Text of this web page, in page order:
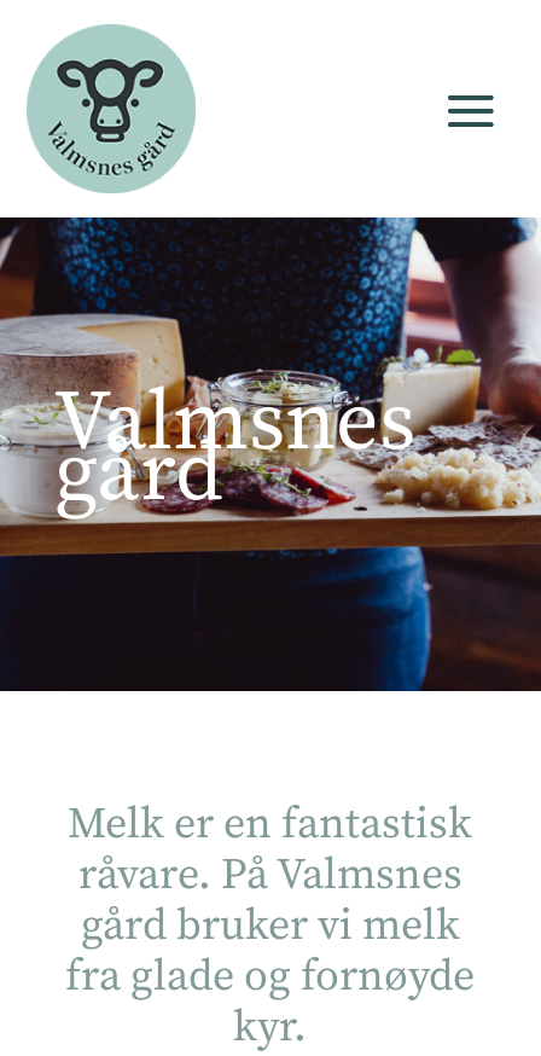
Valmsnes
gård
Melk er en fantastisk
råvare. På Valmsnes
gård bruker vi melk
fra glade og fornøyde
kyr.